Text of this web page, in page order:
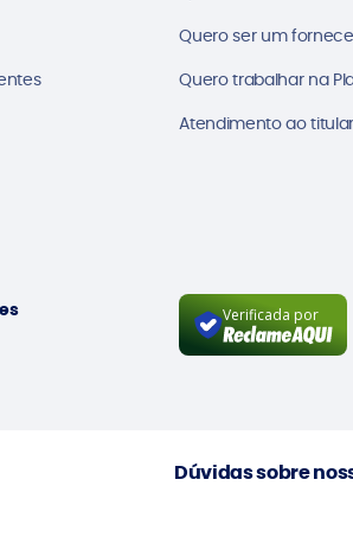
Quero ser um
Quero trabalhar na
Atendimento ao titular
Verificada por
Dúvidas sobre